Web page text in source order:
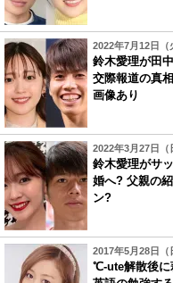
2022年7月12日（
鈴木愛理が田
交際報道の真
画像あり
2022年3月27日（
鈴木愛理がサ
婚へ? 父親の
ン?
2017年5月28日（
℃-ute解散後に